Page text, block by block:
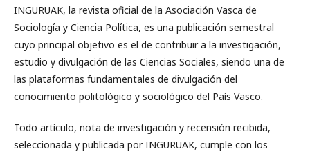
INGURUAK, la revista oficial de la Asociación Vasca de
Sociología y Ciencia Política, es una publicación semestral
cuyo principal objetivo es el de contribuir a la investigación,
estudio y divulgación de las Ciencias Sociales, siendo una de
las plataformas fundamentales de divulgación del
conocimiento politológico y sociológico del País Vasco.
Todo artículo, nota de investigación y recensión recibida,
seleccionada y publicada por INGURUAK, cumple con los